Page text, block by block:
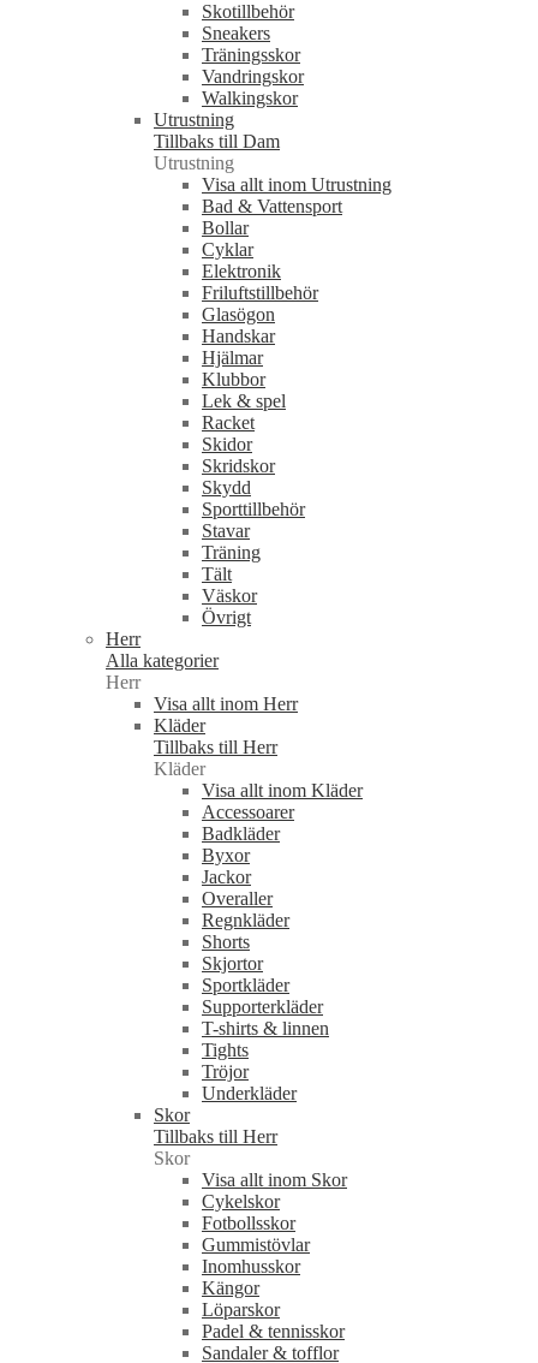
Skotillbehör
Sneakers
Träningsskor
Vandringskor
Walkingskor
Utrustning
Tillbaks till Dam
Utrustning
Visa allt inom Utrustning
Bad & Vattensport
Bollar
Cyklar
Elektronik
Friluftstillbehör
Glasögon
Handskar
Hjälmar
Klubbor
Lek & spel
Racket
Skidor
Skridskor
Skydd
Sporttillbehör
Stavar
Träning
Tält
Väskor
Övrigt
Herr
Alla kategorier
Herr
Visa allt inom Herr
Kläder
Tillbaks till Herr
Kläder
Visa allt inom Kläder
Accessoarer
Badkläder
Byxor
Jackor
Overaller
Regnkläder
Shorts
Skjortor
Sportkläder
Supporterkläder
T-shirts & linnen
Tights
Tröjor
Underkläder
Skor
Tillbaks till Herr
Skor
Visa allt inom Skor
Cykelskor
Fotbollsskor
Gummistövlar
Inomhusskor
Kängor
Löparskor
Padel & tennisskor
Sandaler & tofflor